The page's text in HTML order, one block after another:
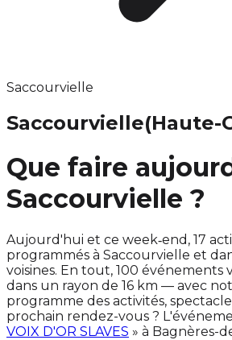
Saccourvielle
Saccourvielle(Haute-
Que faire
Saccourvielle ?
Aujourd'hui et ce week‑end, 17
programmés à Saccourvielle et
voisines. En tout, 100
dans un rayon de 16 km — avec
programme des activités,
prochain rendez-vous ?
VOIX D'OR SLAVES » à Bagnères-